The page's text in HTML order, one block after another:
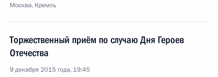
Москва, Кремль
Торжественный приём по случаю Дня Героев
Отечества
9 декабря 2015 года, 19:45